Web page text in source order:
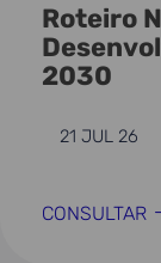
Roteiro
2030
21 JUL 26
CONSULTAR